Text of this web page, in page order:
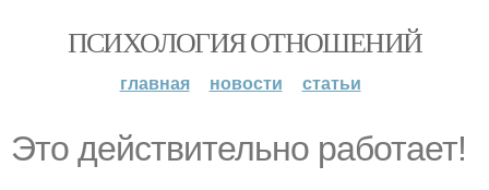
ПСИХОЛОГИЯ ОТНОШЕНИЙ
главная новости статьи
Это действительно работает!